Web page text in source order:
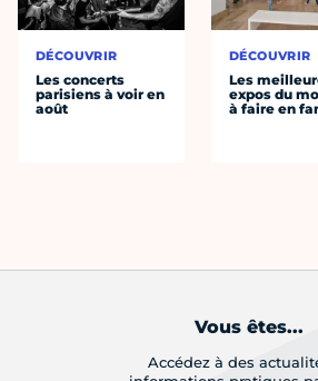
DÉCOUVRIR
Les concerts
parisiens à voir en
août
DÉCOUVRIR
Les
expos du
à faire en
Vous êtes...
Accédez à des